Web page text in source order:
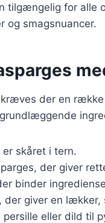
tilgængelig for alle
og smagsnuancer.
der en
skåret i tern.
der giver
binder
der giver en lækker,
eller dild til